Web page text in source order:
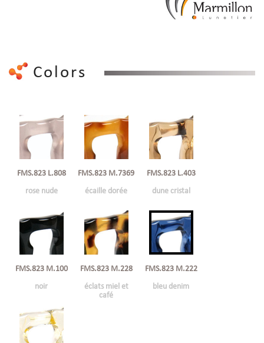
Colors
FMS.823 L.808
rose nude
FMS.823 M.7369
écaille dorée
FMS.823 L.403
dune cristal
FMS.823 M.100
noir
FMS.823 M.228
éclats miel et
café
FMS.823 M.222
bleu denim